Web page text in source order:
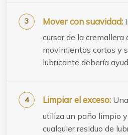
Mover con suavidad:
cursor de la cremallera
movimientos cortos y
lubricante debería
Limpiar el exceso:
utiliza un paño limpio
cualquier residuo de